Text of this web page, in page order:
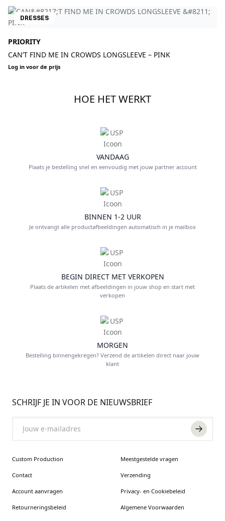
DRESSES
PRIORITY
CAN’T FIND ME IN CROWDS LONGSLEEVE – PINK
Log in voor de prijs
HOE HET WERKT
VANDAAG
Plaats je bestelling snel en eenvoudig met jouw partner account
BINNEN 1-2 UUR
Je ontvangt alle productafbeeldingen automatisch in je mailbox
BEGIN DIRECT MET VERKOPEN
Plaats de artikelen met afbeeldingen in jouw shop en start met
verkopen
MORGEN
Bestelling binnengekregen? Verzend de artikelen direct naar jouw
klant
SCHRIJF JE IN VOOR DE NIEUWSBRIEF
Custom Production Meestgestelde vragen
Contact Verzending
Account aanvragen Privacy- en Cookiebeleid
Retourneringsbeleid Algemene Voorwaarden